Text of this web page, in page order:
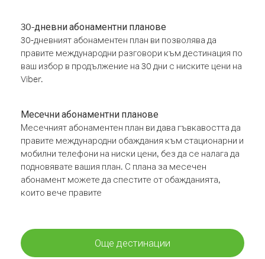
30-дневни абонаментни планове
30-дневният абонаментен план ви позволява да
правите международни разговори към дестинация по
ваш избор в продължение на 30 дни с ниските цени на
Viber.
Месечни абонаментни планове
Месечният абонаментен план ви дава гъвкавостта да
правите международни обаждания към стационарни и
мобилни телефони на ниски цени, без да се налага да
подновявате вашия план. С плана за месечен
абонамент можете да спестите от обажданията,
които вече правите
Още дестинации